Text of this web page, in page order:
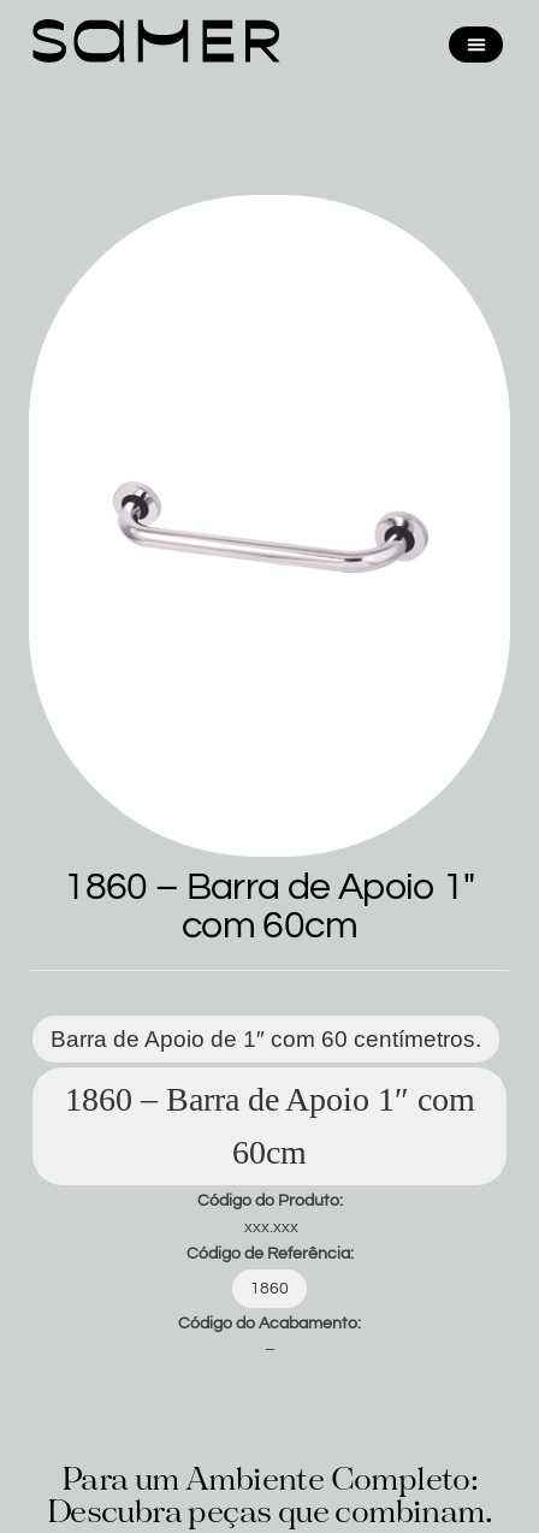
1860 – Barra de Apoio 1″
com 60cm
Barra de Apoio de 1″ com 60 centímetros.
1860 – Barra de Apoio 1″ com
60cm
Código do Produto:
xxx.xxx
Código de Referência:
1860
Código do Acabamento:
–
Para um Ambiente Completo:
Descubra peças que combinam.